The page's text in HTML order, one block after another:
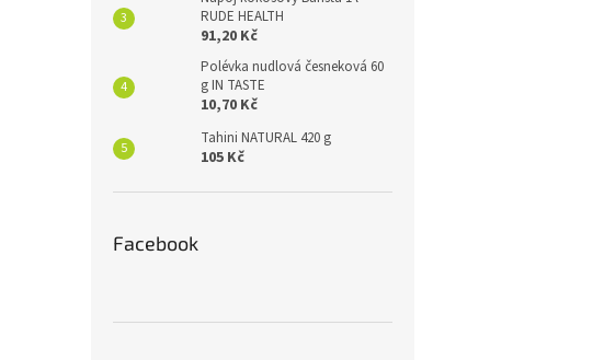
RUDE HEALTH
91,20 Kč
Polévka nudlová česneková 60
g IN TASTE
10,70 Kč
Tahini NATURAL 420 g
105 Kč
Facebook